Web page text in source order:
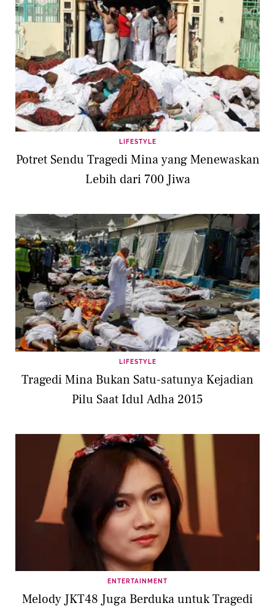
LIFESTYLE
Potret Sendu Tragedi Mina yang Menewaskan
Lebih dari 700 Jiwa
LIFESTYLE
Tragedi Mina Bukan Satu-satunya Kejadian
Pilu Saat Idul Adha 2015
ENTERTAINMENT
Melody JKT48 Juga Berduka untuk Tragedi